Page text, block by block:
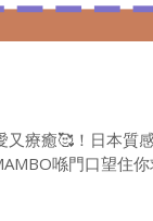
療癒🥰！日本質
喺門口望住